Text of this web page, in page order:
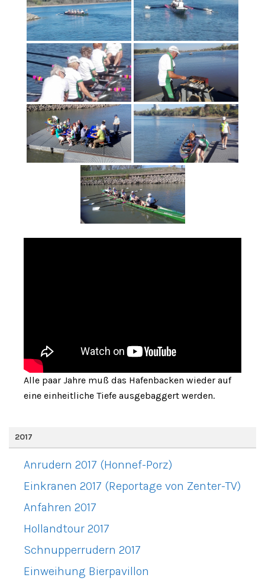
Alle paar Jahre muß das Hafenbacken wieder auf
eine einheitliche Tiefe ausgebaggert werden.
2017
Anrudern 2017 (Honnef-Porz)
Einkranen 2017 (Reportage von Zenter-TV)
Anfahren 2017
Hollandtour 2017
Schnupperrudern 2017
Einweihung Bierpavillon